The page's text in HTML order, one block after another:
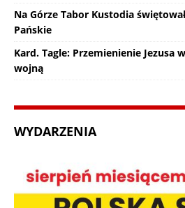
Na Górze Tabor Kustodia
Pańskie
Kard. Tagle: Przemienienie Jezusa
wojną
WYDARZENIA